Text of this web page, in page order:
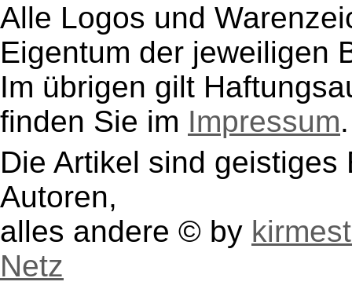
Alle Logos und
Eigentum der jeweiligen
Im übrigen gilt
finden Sie im Impressum.
Die Artikel sind
Autoren,
alles andere © by
Netz